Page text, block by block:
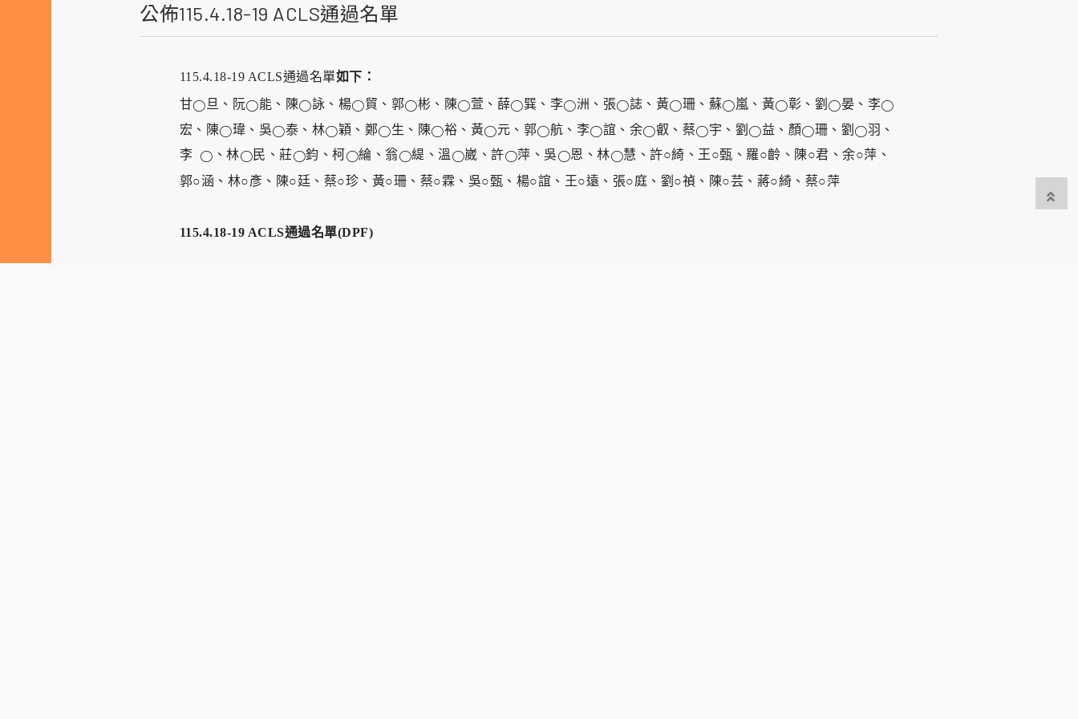
公佈115.4.18-19 ACLS通過名單
115.4.18-19 ACLS通過名單如下：
甘○ 旦、阮○能、陳○詠、楊○貿、郭○彬、陳○萱、薛○巽、李○洲、張○誌、黃○珊、蘇○嵐、黃○彰、劉 ○晏、李○
宏、陳○瑋、吳○泰、林○穎、鄭○生、陳○裕、黃○元、郭○航、李○誼、余○叡、蔡○宇、劉 ○益、顏○珊、劉 ○羽、
李 ○ 、林○民、莊○鈞、柯○綸、翁○緹、溫○崴、許○萍、吳○恩、林○慧、許○綺、王○甄、羅○齡、陳○君、余○萍、
郭○涵、林○彥、陳○廷、蔡○珍、黃○珊、蔡○霖、吳○甄、楊○誼、王○遠、張○庭、劉○禎、陳○芸、蔣○綺、蔡○萍
115.4.18-19 ACLS通過名單(DPF)